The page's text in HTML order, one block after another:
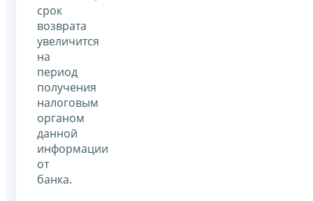
срок
возврата
увеличится
на
период
получения
налоговым
органом
данной
информации
от
банка.